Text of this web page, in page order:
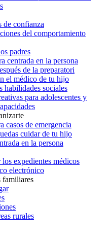
de confianza
del comportamiento
padres
centrada en la persona
de la preparatori
el médico de tu hijo
habilidades sociales
para adolescentes y
casos de emergencia
cuidar de tu hijo
en la persona
expedientes médicos
electrónico
familiares
rurales